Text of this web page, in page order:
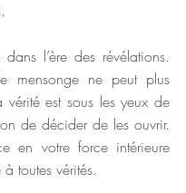
l’ère des révélations.
mensonge ne peut plus
vérité est sous les yeux de
de décider de les ouvrir.
en votre force intérieure
toutes vérités.